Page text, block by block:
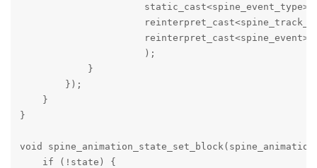
                      );
            }
        });
    }
}
void
    if (!state) {